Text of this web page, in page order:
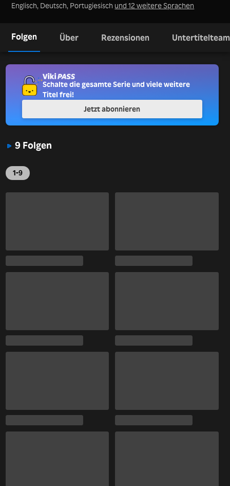
Englisch, Deutsch, Portugiesisch und 12 weitere Sprachen
Folgen Über Rezensionen Untertitelteam
9 Folgen
1-9
Schalte die gesamte Serie und viele weitere
Titel frei!
Jetzt abonnieren